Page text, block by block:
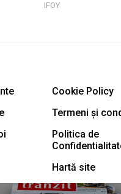
IFOY
Cookie Policy
Termeni și
Politica de
Hartă site